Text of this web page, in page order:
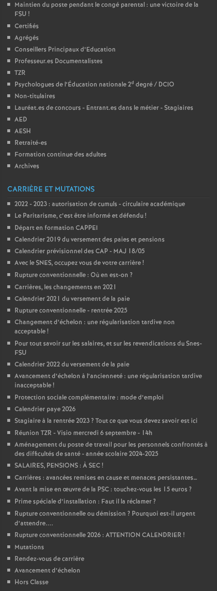
Maintien du poste pendant le congé parental : une victoire de la
FSU !
Certifiés
Agrégés
Conseillers Principaux d’Education
Professeur.es Documentalistes
TZR
Psychologues de l’Éducation nationale 2d degré / DCIO
Non-titulaires
Lauréat.es de concours - Entrant.es dans le métier - Stagiaires
AED
AESH
Retraité-es
Formation continue des adultes
Archives
CARRIÈRE ET MUTATIONS
2022 - 2023 : autorisation de cumuls - circulaire académique
Le Paritarisme, c’est être informé et défendu!
Départ en formation CAPPEI
Calendrier 2019 du versement des paies et pensions
Calendrier prévisionnel des CAP - MAJ 18/05
Avec le SNES, occupez vous de votre carrière!
Rupture conventionnelle : Où en est-on ?
Carrières, les changements en 2021
Calendrier 2021 du versement de la paie
Rupture conventionnelle - rentrée 2025
Changement d’échelon : une régularisation tardive non
acceptable!
Pour tout savoir sur les salaires, et sur les revendications du Snes-
FSU
Calendrier 2022 du versement de la paie
Avancement d’échelon à l’ancienneté : une régularisation tardive
inacceptable!
Protection sociale complémentaire : mode d’emploi
Calendrier paye 2026
Stagiaire à la rentrée 2023? Tout ce que vous devez savoir est ici
Réunion TZR - Visio mercredi 6 septembre - 14h
Aménagement du poste de travail pour les personnels confrontés à
des difficultés de santé - année scolaire 2024-2025
SALAIRES, PENSIONS : À SEC!
Carrières : avancées remises en cause et menaces persistantes…
Avant la mise en œuvre de la PSC : touchez-vous les 15 euros ?
Prime spéciale d’installation : Faut il la réclamer?
Rupture conventionnelle ou démission ? Pourquoi est-il urgent
d’attendre....
Rupture conventionnelle 2026 : ATTENTION CALENDRIER !
Mutations
Rendez-vous de carrière
Avancement d’échelon
Hors Classe